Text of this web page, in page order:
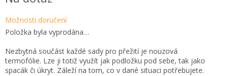
Možnosti doručení
Položka byla vyprodána…
Nezbytná součást každé sady pro přežití je nouzová
termofólie. Lze ji totiž využít jak podložku pod sebe, tak jako
spacák či úkryt. Záleží na tom, co v dané situaci potřebujete.